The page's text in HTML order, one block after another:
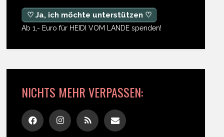
♡ Ja, ich möchte unterstützen ♡
Ab 1,- Euro für HEIDI VOM LANDE spenden!
NICHTS MEHR VERPASSEN: